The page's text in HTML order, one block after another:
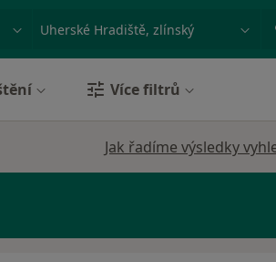
Město nebo region
Více filtrů
Jak řadíme výsledky